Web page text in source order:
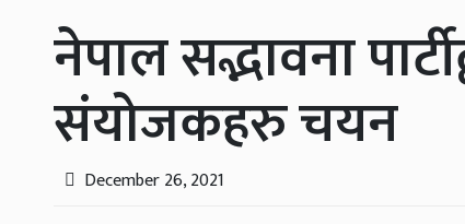
नेपाल सद्भावना
संयोजकहरु चयन
December 26, 2021